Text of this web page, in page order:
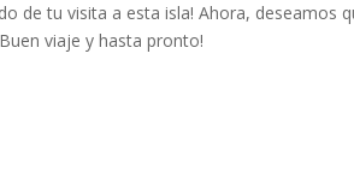
de tu visita a esta isla! Ahora, deseamos
viaje y hasta pronto!